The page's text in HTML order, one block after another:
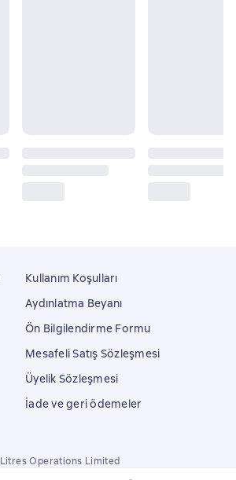
Kullanım Koşulları
Aydınlatma Beyanı
Ön Bilgilendirme Formu
Mesafeli Satış Sözleşmesi
Üyelik Sözleşmesi
İade ve geri ödemeler
Litres Operations Limited